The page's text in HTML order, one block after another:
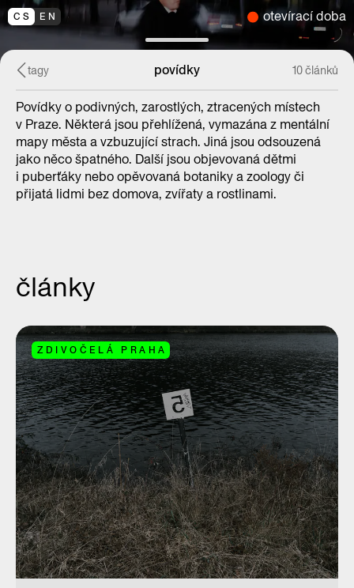
CS EN otevírací doba
tagy povídky 10 článků
Povídky o podivných, zarostlých, ztracených místech
v Praze. Některá jsou přehlížená, vymazána z mentální
mapy města a vzbuzující strach. Jiná jsou odsouzená
jako něco špatného. Další jsou objevovaná dětmi
i puberťáky nebo opěvovaná botaniky a zoology či
přijatá lidmi bez domova, zvířaty a rostlinami.
články
ZDIVOČELÁ PRAHA